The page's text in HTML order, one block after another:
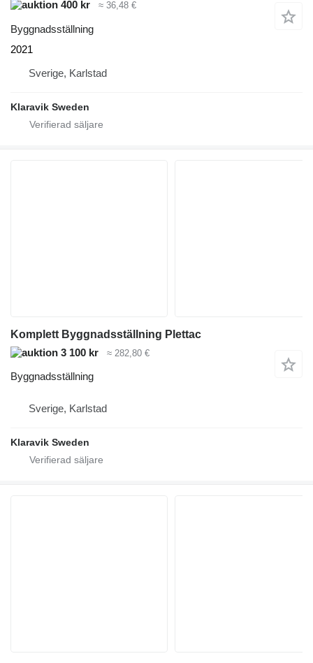
400 kr
≈ 36,48 €
Byggnadsställning
2021
Sverige, Karlstad
Klaravik Sweden
Komplett Byggnadsställning Plettac
3 100 kr
≈ 282,80 €
Byggnadsställning
Sverige, Karlstad
Klaravik Sweden